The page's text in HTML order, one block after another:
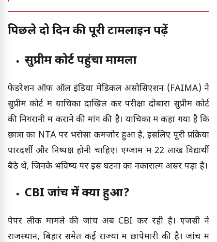
पिछले दो दिन की पूरी टामलाइन पढ़ें
सुप्रीम कोर्ट पहुंचा मामला
फेडरेशन ऑफ ऑल इंडिया मेडिकल असोसिएशन (FAIMA) ने
सुप्रीम कोर्ट में याचिका दाखिल कर परीक्षा दोबारा सुप्रीम कोर्ट
की निगरानी में कराने की मांग की है। याचिका में कहा गया है कि
छात्रों का NTA पर भरोसा कमजोर हुआ है, इसलिए पूरी प्रक्रिया
पारदर्शी और निष्पक्ष होनी चाहिए। एग्जाम में 22 लाख विद्यार्थी
बैठे थे, जिनके भविष्य पर इस घटना का नकारात्म असर पड़ा है।
CBI जांच में क्या हुआ?
पेपर लीक मामले की जांच अब CBI कर रही है। एजेंसी ने
राजस्थान, बिहार समेत कई राज्यों में छापेमारी की है। जांच में